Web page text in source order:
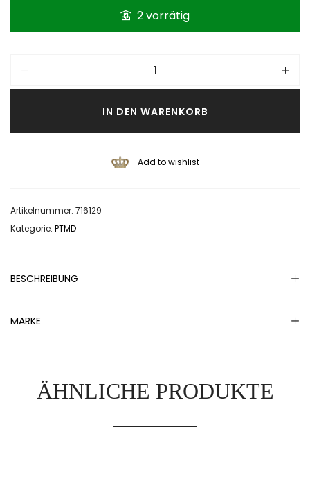
2 vorrätig
IN DEN WARENKORB
Add to wishlist
Artikelnummer: 716129
Kategorie: PTMD
BESCHREIBUNG
MARKE
ÄHNLICHE PRODUKTE